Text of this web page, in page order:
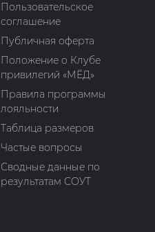
Пользовательское
соглашение
Публичная оферта
Положение о Клубе
привилегий «МЁД»
Правила программы
лояльности
Таблица размеров
Частые вопросы
Сводные данные по
результатам СОУТ